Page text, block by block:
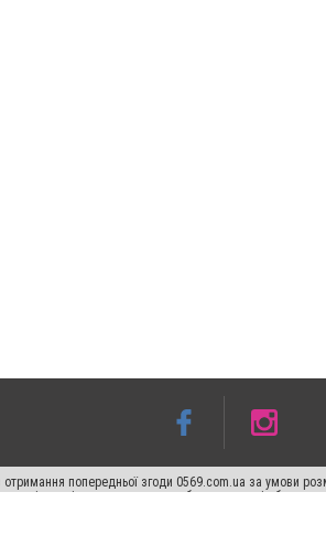
отримання попередньої згоди 0569.com.ua за умови
статті не нижче другого абзацу в тексті або в